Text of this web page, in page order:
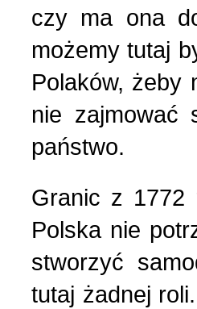
czy ma ona
możemy tutaj
Polaków, żeby
nie zajmować
państwo.
Granic z 1772
Polska nie
stworzyć
tutaj żadnej